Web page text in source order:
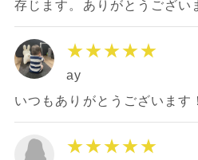
存じます。ありがとうござい
★★★★★
ay
いつもありがとうございます
★★★★★